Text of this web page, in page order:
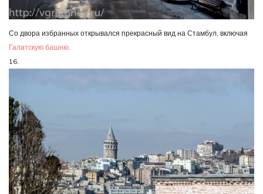
Со двора избранных открывался прекрасный вид на Стамбул, включая
Галатскую башню
16.